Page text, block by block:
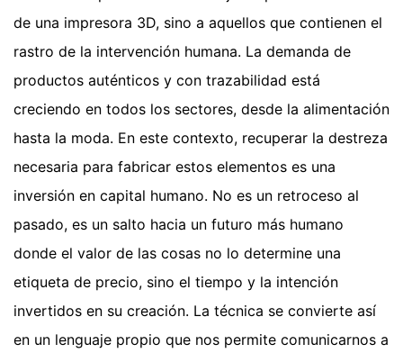
de una impresora 3D, sino a aquellos que contienen el
rastro de la intervención humana. La demanda de
productos auténticos y con trazabilidad está
creciendo en todos los sectores, desde la alimentación
hasta la moda. En este contexto, recuperar la destreza
necesaria para fabricar estos elementos es una
inversión en capital humano. No es un retroceso al
pasado, es un salto hacia un futuro más humano
donde el valor de las cosas no lo determine una
etiqueta de precio, sino el tiempo y la intención
invertidos en su creación. La técnica se convierte así
en un lenguaje propio que nos permite comunicarnos a